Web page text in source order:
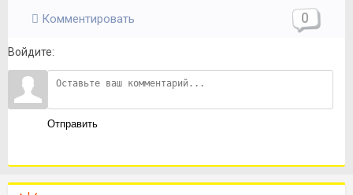
Комментировать 0
Войдите:
Отправить